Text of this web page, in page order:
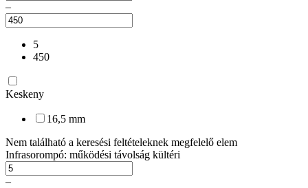
–
5
450
Keskeny
16,5 mm
Nem található a keresési feltételeknek megfelelő elem
Infrasorompó: működési távolság kültéri
–